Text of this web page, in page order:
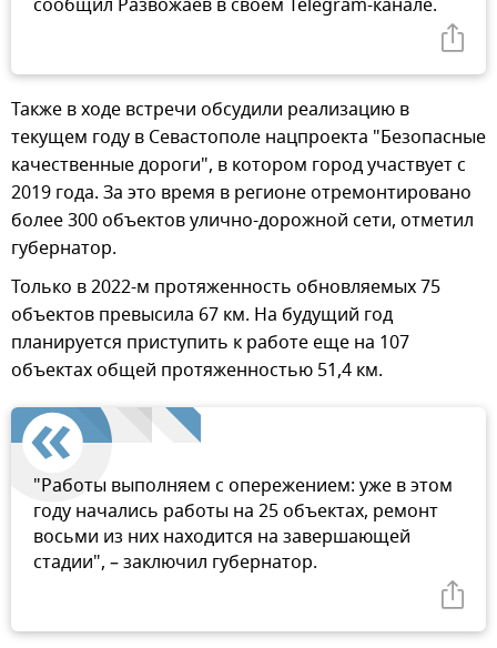
Также в ходе встречи обсудили реализацию в
текущем году в Севастополе нацпроекта "Безопасные
качественные дороги", в котором город участвует с
2019 года. За это время в регионе отремонтировано
более 300 объектов улично-дорожной сети, отметил
губернатор.
Только в 2022-м протяженность обновляемых 75
объектов превысила 67 км. На будущий год
планируется приступить к работе еще на 107
объектах общей протяженностью 51,4 км.
"Работы выполняем с опережением: уже в этом
году начались работы на 25 объектах, ремонт
восьми из них находится на завершающей
стадии", – заключил губернатор.